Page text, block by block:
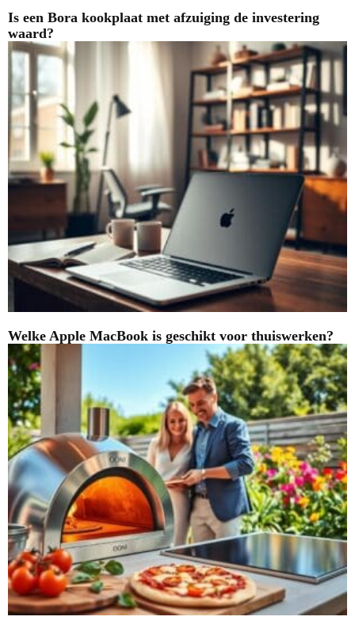
Is een Bora kookplaat met afzuiging de investering
waard?
Welke Apple MacBook is geschikt voor thuiswerken?